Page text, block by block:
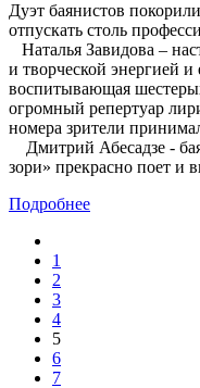
Дуэт баянистов
отпускать столь
Наталья Завидова –
и творческой энергией
воспитывающая
огромный репертуар
номера зрители
Дмитрий Абесадзе -
зори» прекрасно поет и
Подробнее
1
2
3
4
5
6
7